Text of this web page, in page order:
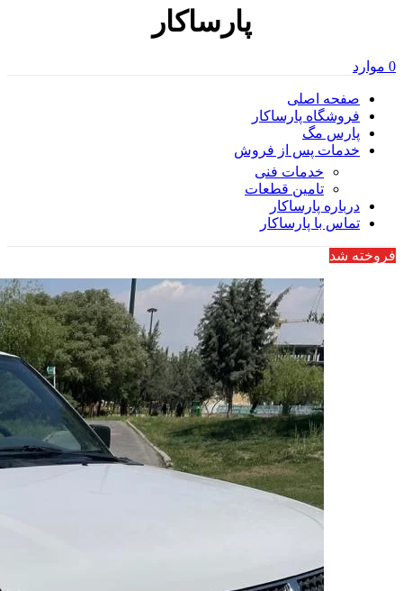
پارساکار
0 موارد
صفحه اصلی
فروشگاه پارساکار
پارس مگ
خدمات پس از فروش
خدمات فنی
تامین قطعات
درباره پارساکار
تماس با پارساکار
فروخته شد